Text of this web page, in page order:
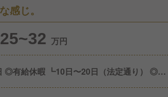
感じ。
25~32 万円
慶